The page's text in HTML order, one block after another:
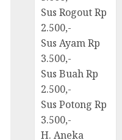
Sus Rogout Rp
2.500,-
Sus Ayam Rp
3.500,-
Sus Buah Rp
2.500,-
Sus Potong Rp
3.500,-
H. Aneka